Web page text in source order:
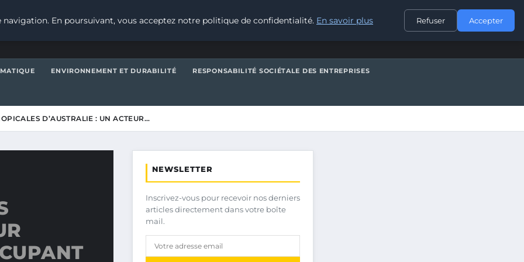
CONTACT
ENVIRONNEMENT ET DURABILITÉ RESPONSABILITÉ SOCIÉTALE DES ENTREPRISES
D’AUSTRALIE : UN ACTEUR…
NEWSLETTER
Inscrivez-vous pour recevoir nos derniers
articles directement dans votre boîte
mail.
En poursuivant, vous acceptez notre politique de confidentialité. En savoir plus Refuser Accepter